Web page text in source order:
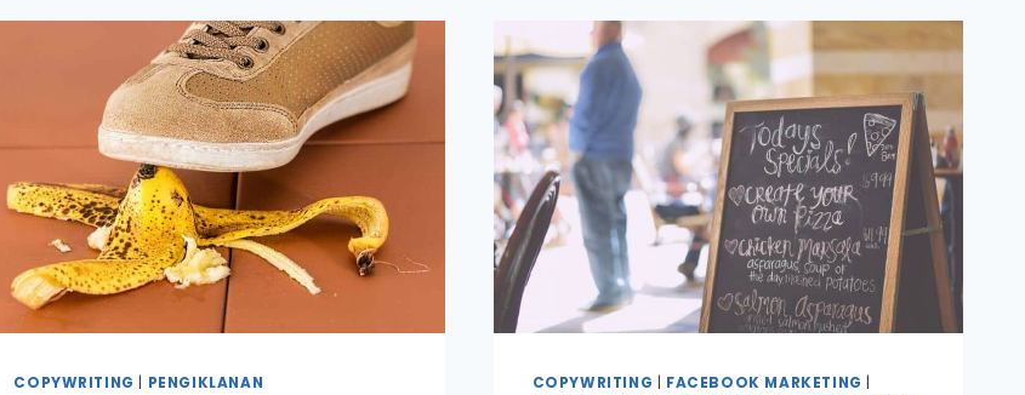
SEMAKIN
KURANG
SAMBUTAN?
CUBA
GUNA
3
RAHSIA
INI
UNTUK
TINGKATKAN
SEMULA
ROAS
ANDA!
COPYWRITING PENGIKLANAN COPYWRITING FACEBOOK MARKETING